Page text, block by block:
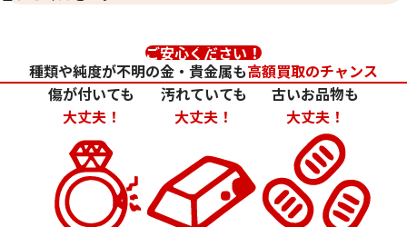
ご安心ください！
種類や純度が不明の金・貴金属も高額買取のチャンス
傷が付いても
大丈夫！
汚れていても
大丈夫！
古いお品物も
大丈夫！